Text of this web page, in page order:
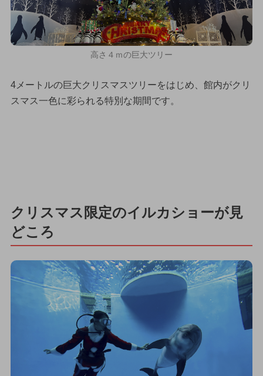
高さ４ｍの巨大ツリー
4メートルの巨大クリスマスツリーをはじめ、館内がクリ
スマス一色に彩られる特別な期間です。
クリスマス限定のイルカショーが見
どころ